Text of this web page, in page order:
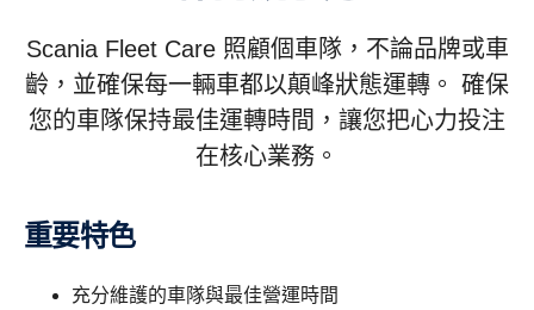
Scania Fleet Care 照顧個車隊，不論品牌或車
齡，並確保每一輛車都以顛峰狀態運轉。 確保
您的車隊保持最佳運轉時間，讓您把心力投注
在核心業務。
重要特色
充分維護的車隊與最佳營運時間